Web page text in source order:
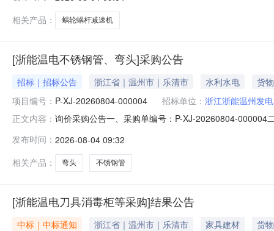
相关产品：
蜗轮蜗杆减速机
[浙能温电不锈钢管、弯头]采购公告
招标｜招标公告 浙江省｜温州市｜乐清市 水利水电
货物
项目编号： P-XJ-20260804-000004 招标单位： 浙江浙能温州发
正文内容： 询价采购公告一、采购单编号：P-XJ-20260804-
交货地点采购需求单位行项目备注1不锈钢管
发布时间： 2026-08-04 09:32
相关产品：
弯头 不锈钢管
[浙能温电刀具消毒柜等采购]结果公告
中标｜中标通知 浙江省｜温州市｜乐清市 家具建材
货物